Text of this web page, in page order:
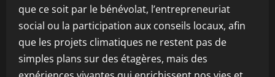
que ce soit par le bénévolat, l’entrepreneuriat
social ou la participation aux conseils locaux, afin
que les projets climatiques ne restent pas de
simples plans sur des étagères, mais des